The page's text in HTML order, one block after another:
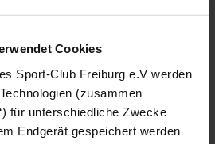
Cookies
Sport-Club Freiburg e.V werden
(zusammen
für unterschiedliche Zwecke
Endgerät gespeichert werden
STENOGRAMM